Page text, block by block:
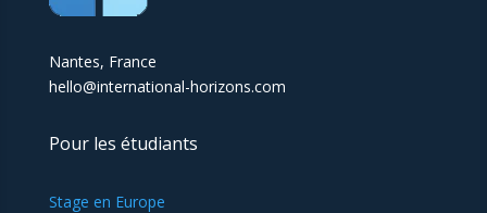
Nantes, France
hello@international-horizons.com
Pour les étudiants
Stage en Europe